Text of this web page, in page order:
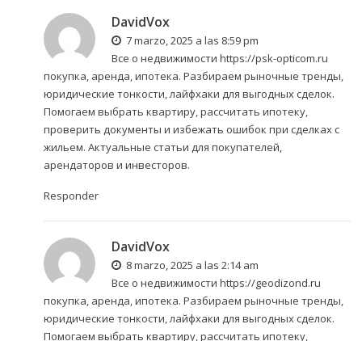
DavidVox
7 marzo, 2025 a las 8:59 pm
Все о недвижимости https://psk-opticom.ru
покупка, аренда, ипотека. Разбираем рыночные тренды,
юридические тонкости, лайфхаки для выгодных сделок.
Помогаем выбрать квартиру, рассчитать ипотеку,
проверить документы и избежать ошибок при сделках с
жильем. Актуальные статьи для покупателей,
арендаторов и инвесторов.
Responder
DavidVox
8 marzo, 2025 a las 2:14 am
Все о недвижимости https://geodizond.ru
покупка, аренда, ипотека. Разбираем рыночные тренды,
юридические тонкости, лайфхаки для выгодных сделок.
Помогаем выбрать квартиру, рассчитать ипотеку,